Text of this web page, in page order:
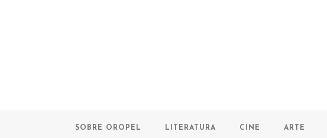
SOBRE OROPEL LITERATURA CINE ARTE